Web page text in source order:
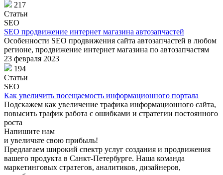
217
Статьи
SEO
SEO продвижение интернет магазина автозапчастей
Особенности SEO продвижения сайта автозапчастей в любом
регионе, продвижение интернет магазина по автозапчастям
23 февраля 2023
194
Статьи
SEO
Как увеличить посещаемость информационного портала
Подскажем как увеличение трафика информационного сайта,
повысить трафик работа с ошибками и стратегии постоянного
роста
Напишите нам
и увеличьте свою прибыль!
Предлагаем широкий спектр услуг создания и продвижения
вашего продукта в Санкт-Петербурге. Наша команда
маркетинговых стратегов, аналитиков, дизайнеров,